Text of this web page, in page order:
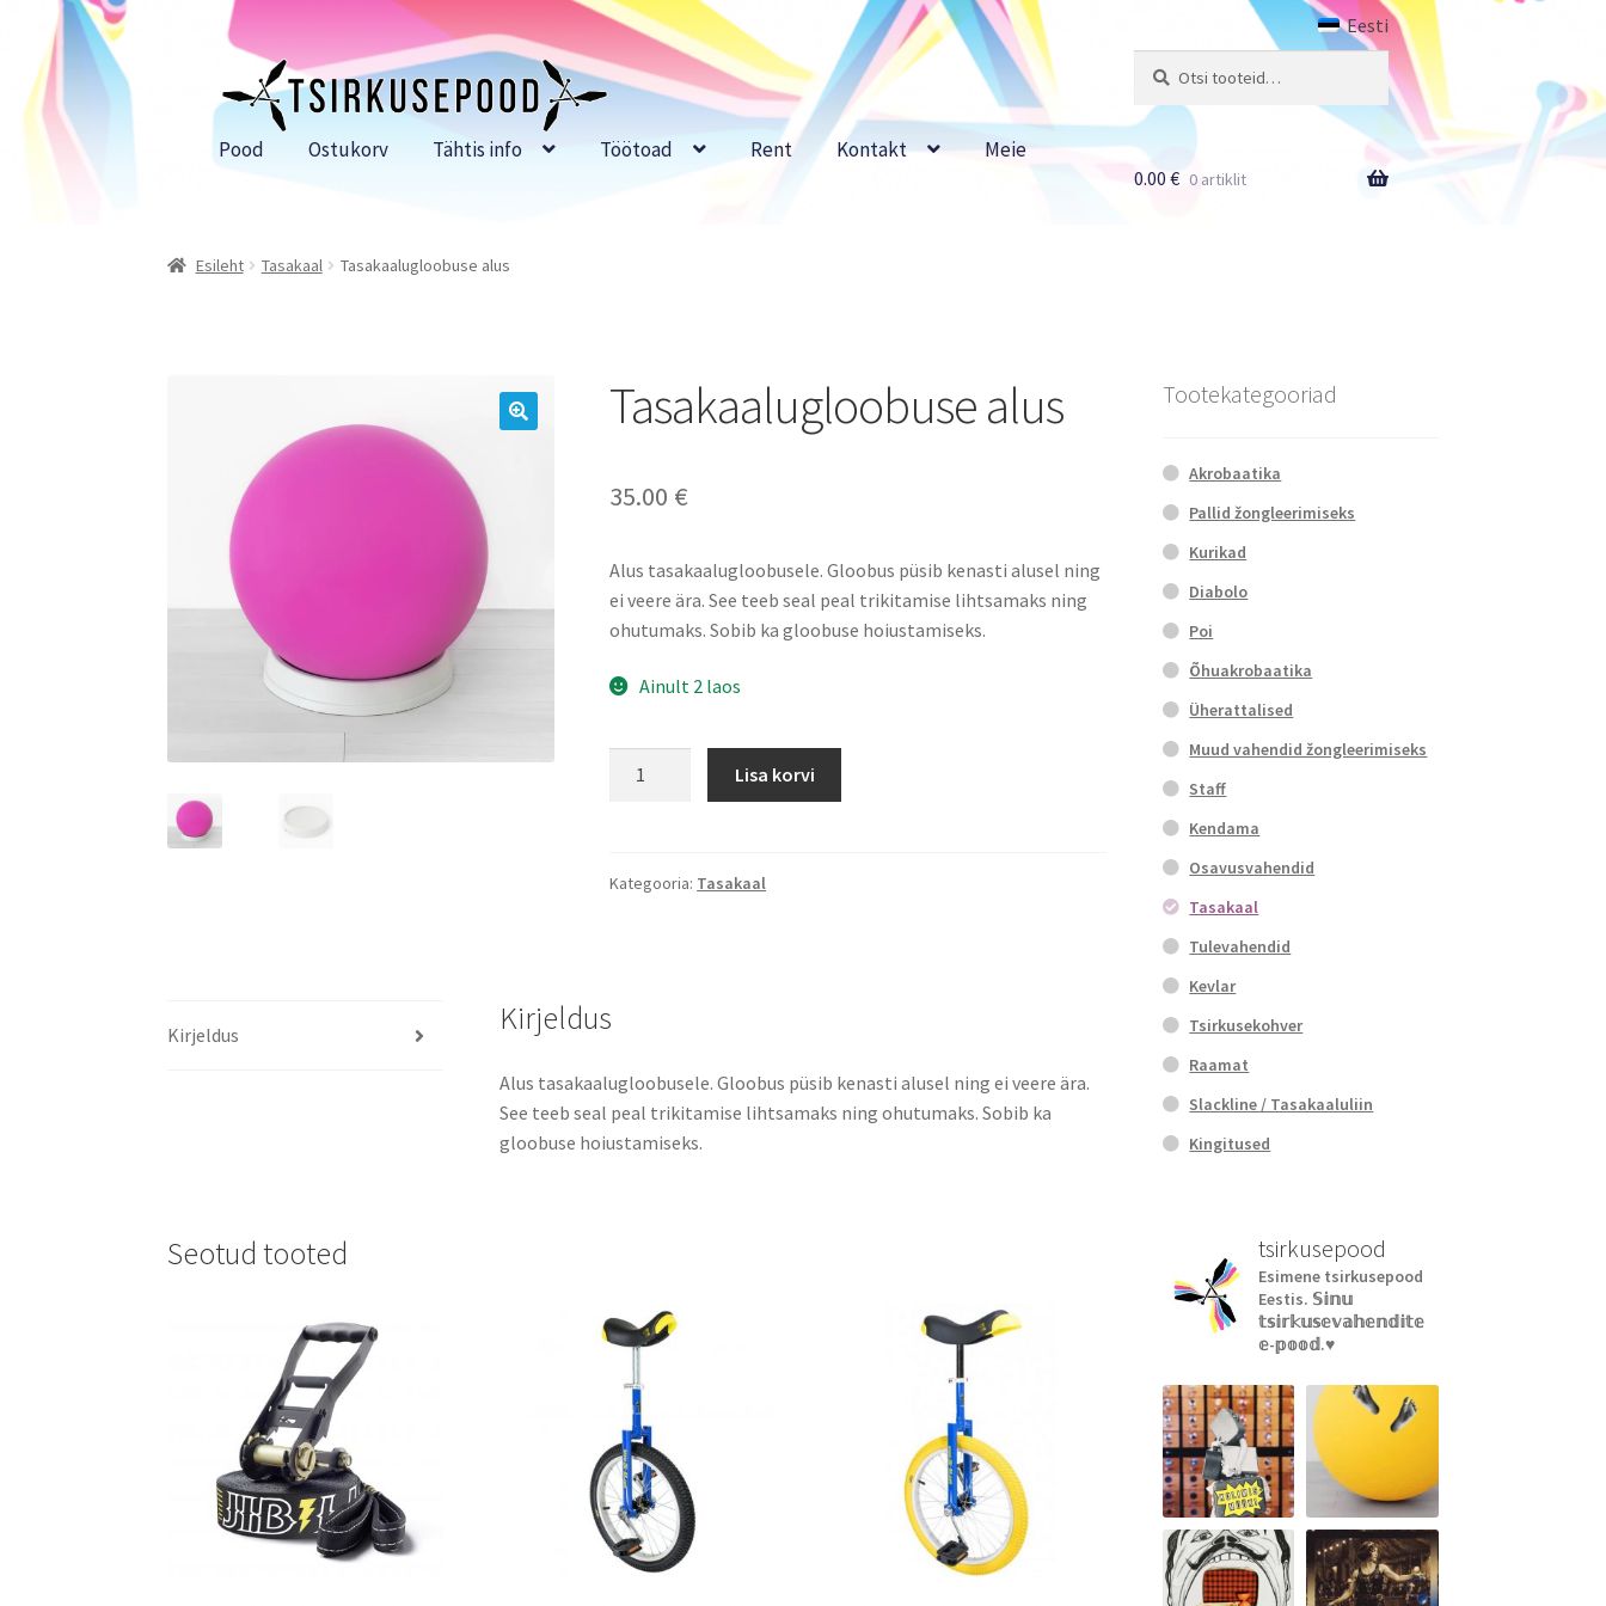
Liigu
navigeerimisele
Liigu
sisu
Eesti
Pood Ostukorv Tähtis info Töötoad Rent Kontakt Meie
0.00€ 0 artiklit
Esileht Tasakaal Tasakaalugloobuse alus
Tasakaalugloobuse alus
35.00 €
Alus tasakaalugloobusele. Gloobus püsib kenasti alusel ning
ei veere ära. See teeb seal peal trikitamise lihtsamaks ning
ohutumaks. Sobib ka gloobuse hoiustamiseks.
Ainult 2 laos
Lisa korvi
Kategooria: Tasakaal
Kirjeldus Kirjeldus
Alus tasakaalugloobusele. Gloobus püsib kenasti alusel ning ei veere ära.
See teeb seal peal trikitamise lihtsamaks ning ohutumaks. Sobib ka
gloobuse hoiustamiseks.
Seotud tooted
Tootekategooriad
Akrobaatika
Pallid žongleerimiseks
Kurikad
Diabolo
Poi
Õhuakrobaatika
Üherattalised
Muud vahendid žongleerimiseks
Staff
Kendama
Osavusvahendid
Tasakaal
Tulevahendid
Kevlar
Tsirkusekohver
Raamat
Slackline / Tasakaaluliin
Kingitused
tsirkusepood
Esimene tsirkusepood
Eestis. 𝕊𝕚𝕟𝕦
𝕥𝕤𝕚𝕣𝕜𝕦𝕤𝕖𝕧𝕒𝕙𝕖𝕟𝕕𝕚𝕥𝕖
𝕖-𝕡𝕠𝕠𝕕.♥︎